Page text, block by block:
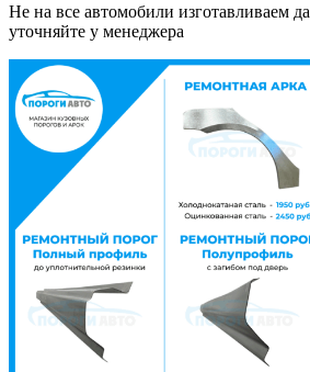
Не на все автомобили изготавливаем
уточняйте у менеджера